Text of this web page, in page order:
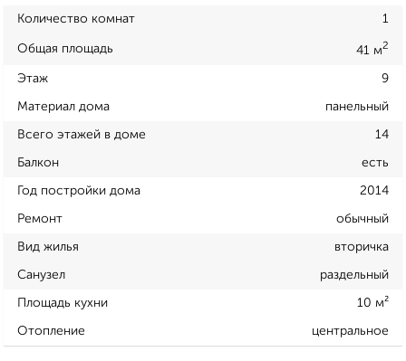
Количество комнат 1
Общая площадь 41 м2
Этаж 9
Материал дома панельный
Всего этажей в доме 14
Балкон есть
Год постройки дома 2014
Ремонт обычный
Вид жилья вторичка
Санузел раздельный
Площадь кухни 10 м²
Отопление центральное